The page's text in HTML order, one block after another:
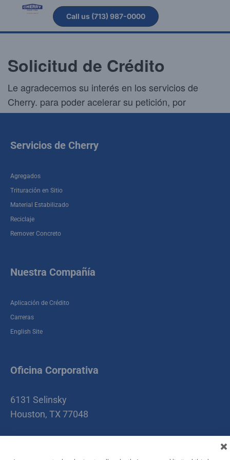
Call us (713) 987-0000
Solicitud de Crédito
Le agradecemos su interés en los servicios de
Cherry. para poder acelerar su petición, por
favordescargue y llene por completonuestra
Descargue la solicitud de crédito, llene la forma y
envíela por fax al (713) 987 – 0739 o por email
acreditmanager@cherrycompanies.com
Cherry Companies Business Credit Application
Servicios de Cherry
Agregados
Trituración en Sitio
Material Estabilizado
Reciclaje
Remover Concreto
Nuestra Compañía
Aplicación de Crédito
Carreras
English Site
Oficina Corporativa
6131 Selinsky
Houston, TX 77048
987-0000